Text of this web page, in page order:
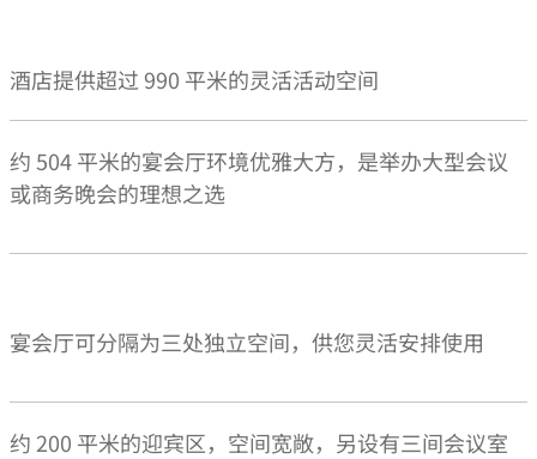
酒店提供超过 990 平米的灵活活动空间
约 504 平米的宴会厅环境优雅大方，是举办大型会议
或商务晚会的理想之选
宴会厅可分隔为三处独立空间，供您灵活安排使用
约 200 平米的迎宾区，空间宽敞，另设有三间会议室